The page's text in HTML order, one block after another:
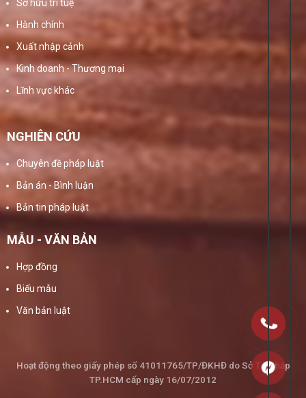
Sở hữu trí tuệ
Hành chính
Xuất nhập cảnh
Kinh doanh - Thương mại
Lĩnh vực khác
NGHIÊN CỨU
Chuyên đề pháp luật
Bản án - Bình luận
Bản tin pháp luật
MẪU - VĂN BẢN
Hợp đồng
Biểu mẫu
Văn bản luật
Hoạt động theo giấy phép số 41011765/TP/ĐKHĐ do Sở Tư Pháp
TP.HCM cấp ngày 16/07/2012